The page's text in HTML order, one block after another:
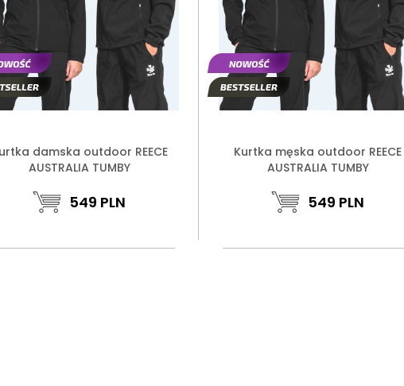
damska outdoor REECE
AUSTRALIA TUMBY
549 PLN
Kurtka męska outdoor REECE
AUSTRALIA TUMBY
549 PLN